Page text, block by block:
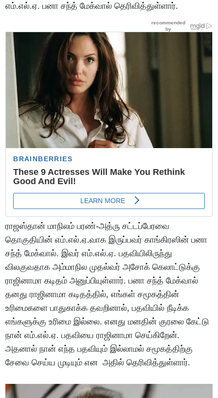
எம்.எல்.ஏ. பனா சந்த் மேக்வால் தெரிவித்துள்ளார்.
ராஜஸ்தான் மாநிலம் பரண்-அத்ரு சட்டப்பேரவை
தொகுதியின் எம்.எல்.ஏ.வாக இருப்பவர் காங்கிரஸின் பனா
சந்த் மேக்வால். இவர் எம்.எல்.ஏ. பதவியிலிருந்து
விலகுவதாக அம்மாநில முதல்வர் அசோக் கெலாட்டுக்கு
ராஜினாமா கடிதம் அனுப்பியுள்ளார். பனா சந்த் மேக்வால்
தனது ராஜினாமா கடிதத்தில், எங்கள் சமூகத்தின்
உரிமைகளை பாதுகாக்க தவறினால், பதவியில் நீடிக்க
எங்களுக்கு உரிமை இல்லை. எனது மனதின் குரலை கேட்டு
நான் எம்.எல்.ஏ. பதவியை ராஜினாமா செய்கிறேன்.
அதனால் நான் எந்த பதவியும் இல்லாமல் சமூகத்திற்கு
சேவை செய்ய முடியும் என அதில் தெரிவித்துள்ளார்.